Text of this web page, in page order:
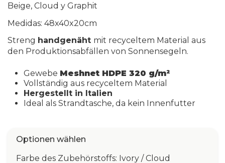
Beige, Cloud y Graphit
Medidas: 48x40x20cm
Streng handgenäht mit recyceltem Material aus
den Produktionsabfällen von Sonnensegeln.
Gewebe Meshnet HDPE 320 g/m²
Vollständig aus recyceltem Material
Hergestellt in Italien
Ideal als Strandtasche, da kein Innenfutter
Optionen wählen
Farbe des Zubehörstoffs: Ivory / Cloud